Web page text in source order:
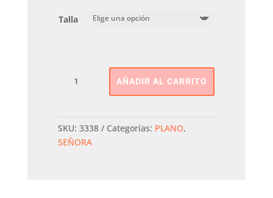
Talla
Trenzado
AÑADIR AL CARRITO
SKU: 3338 Categorías: PLANO,
SEÑORA